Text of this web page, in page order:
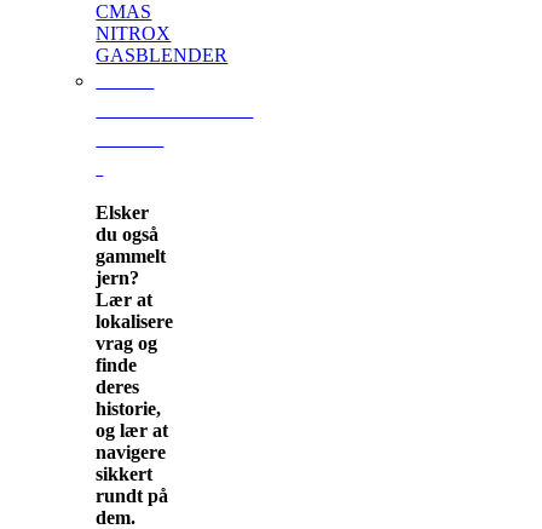
CMAS
NITROX
GASBLENDER
Elsker
du også
gammelt
jern?
Lær at
lokalisere
vrag og
finde
deres
historie,
og lær at
navigere
sikkert
rundt på
dem.